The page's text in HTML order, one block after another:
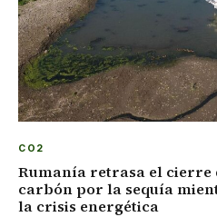
CO2
Rumanía retrasa el cierre
carbón por la sequía
la crisis energética